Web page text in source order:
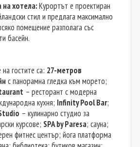
на хотела:Курортът е проектиран
стил и предлага максимално
помещение разполага със
басейн.
гостите са: 27-метров
с панорамна гледка към морето;
– ресторант с модерна
кухня; Infinity Pool Bar;
– кулинарно студио за
курсове; SPA by Paresa; сауна;
фитнес център; йога платформа